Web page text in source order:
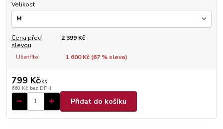
Velikost
Cena před
slevou
2 399 Kč
Ušetříte 1 600 Kč (67% sleva)
799 Kč/ks
660 Kč bez DPH
Přidat do košíku